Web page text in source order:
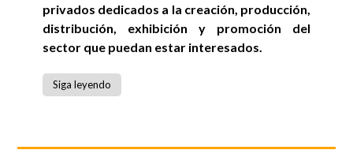
privados dedicados a la creación, producción,
distribución, exhibición y promoción del
sector que puedan estar interesados.
Siga leyendo